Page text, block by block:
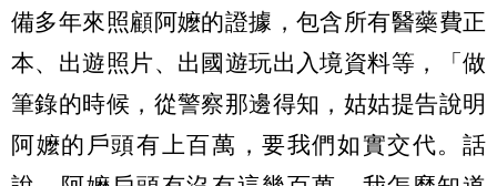
備多年來照顧阿嬤的證據，包含所有醫藥費正
本、出遊照片、出國遊玩出入境資料等，「做
筆錄的時候，從警察那邊得知，姑姑提告說明
阿嬤的戶頭有上百萬，要我們如實交代。話